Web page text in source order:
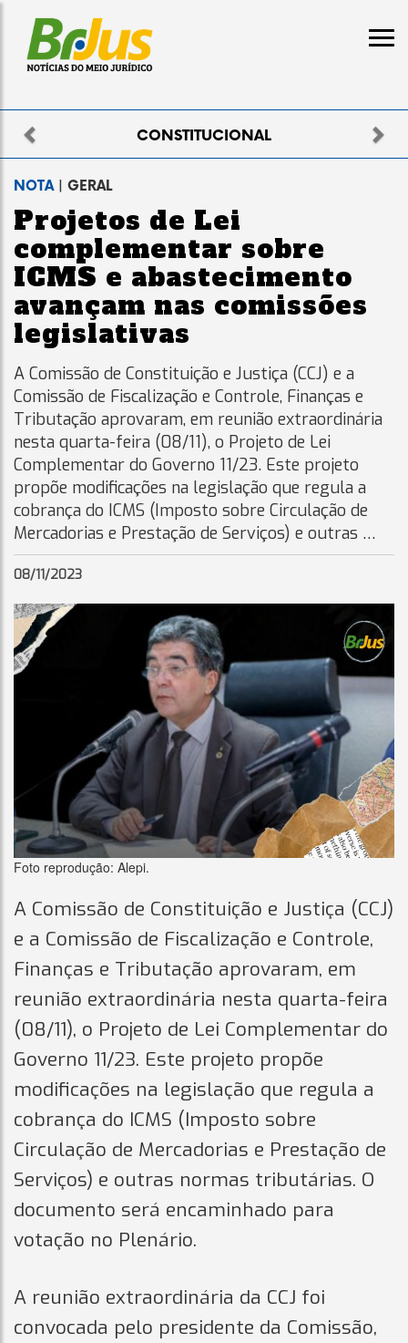
Previous
NOTA| GERAL
Projetos de Lei
complementar sobre
ICMS e abastecimento
avançam nas comissões
legislativas
A Comissão de Constituição e Justiça (CCJ) e a
Comissão de Fiscalização e Controle, Finanças e
Tributação aprovaram, em reunião extraordinária
nesta quarta-feira (08/11), o Projeto de Lei
Complementar do Governo 11/23. Este projeto
propõe modificações na legislação que regula a
cobrança do ICMS (Imposto sobre Circulação de
Mercadorias e Prestação de Serviços) e outras …
08/11/2023
Foto reprodução: Alepi.
A Comissão de Constituição e Justiça (CCJ)
e a Comissão de Fiscalização e Controle,
Finanças e Tributação aprovaram, em
reunião extraordinária nesta quarta-feira
(08/11), o Projeto de Lei Complementar do
Governo 11/23. Este projeto propõe
modificações na legislação que regula a
cobrança do ICMS (Imposto sobre
Circulação de Mercadorias e Prestação de
Serviços) e outras normas tributárias. O
documento será encaminhado para
votação no Plenário.
A reunião extraordinária da CCJ foi
convocada pelo presidente da Comissão,